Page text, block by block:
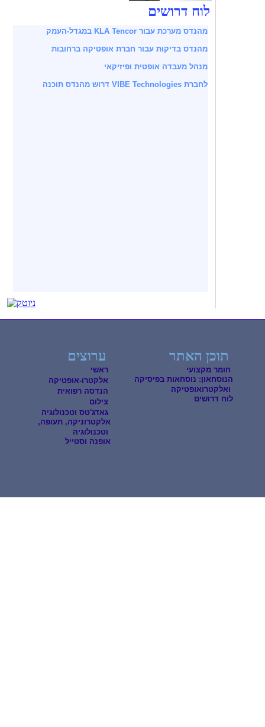
לוח דרושים
מהנדס מערכת עבור KLA Tencor במגדל-העמק
מהנדס בדיקות עבור חברת אופטיקה ברחובות
מנהל מעבדה אופטית ופיזיקאי
לחברת VIBE Technologies דרוש מהנדס תוכנה
ערוצים
ראשי
אלקטרו-אופטיקה
הנדסה רפואית
צילום
גאדג'טס וטכנולוגיה
אלקטרוניקה, תעופה,
וטכנולוגיה
אופנה וסטייל
תוכן האתר
חומר מקצועי
הנוסחאון: נוסחאות בפיסיקה
ואלקטרואופטיקה
לוח דרושים